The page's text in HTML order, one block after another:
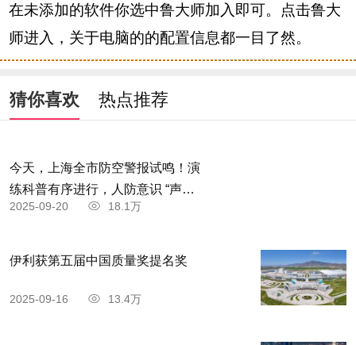
在未添加的软件你选中鲁大师加入即可。点击鲁大
师进入，关于电脑的的配置信息都一目了然。
猜你喜欢 热点推荐
今天，上海全市防空警报试鸣！演
练科普有序进行，人防意识 “声入
人心”
2025-09-20 18.1万
伊利获第五届中国质量奖提名奖
2025-09-16 13.4万